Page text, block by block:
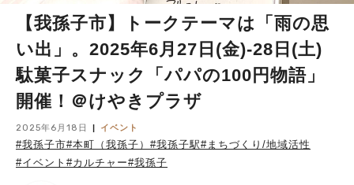
【我孫子市】トークテーマは「雨の思
い出」。2025年6月27日(金)-28日(土)
駄菓子スナック「パパの100円物語」
開催！＠けやきプラザ
2025年6月18日 イベント
#我孫子市#本町（我孫子） #我孫子駅#まちづくり/地域活性
#イベント #カルチャー#我孫子